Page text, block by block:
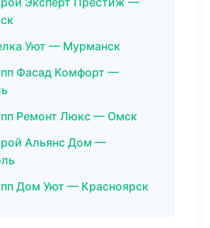
Уют — Мурманск
Фасад Комфорт —
Ремонт Люкс — Омск
Альянс Дом —
Дом Уют — Красноярск